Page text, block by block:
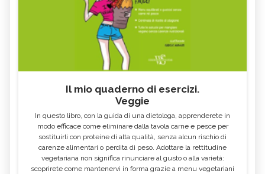
Il mio quaderno di esercizi.
Veggie
In questo libro, con la guida di una dietologa, apprenderete in
modo efficace come eliminare dalla tavola carne e pesce per
sostituirli con proteine di alta qualità, senza alcun rischio di
carenze alimentari o perdita di peso. Adottare la rettitudine
vegetariana non significa rinunciare al gusto o alla varietà:
scoprirete come mantenervi in forma grazie a menu vegetariani